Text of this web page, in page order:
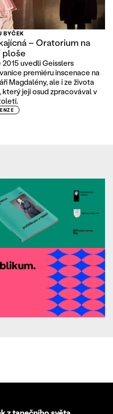
BYČEK
– Oratorium na
ploše
uvedli Geisslers
premiéru inscenace na
Magdalény, ale i ze života
její osud zpracovával v